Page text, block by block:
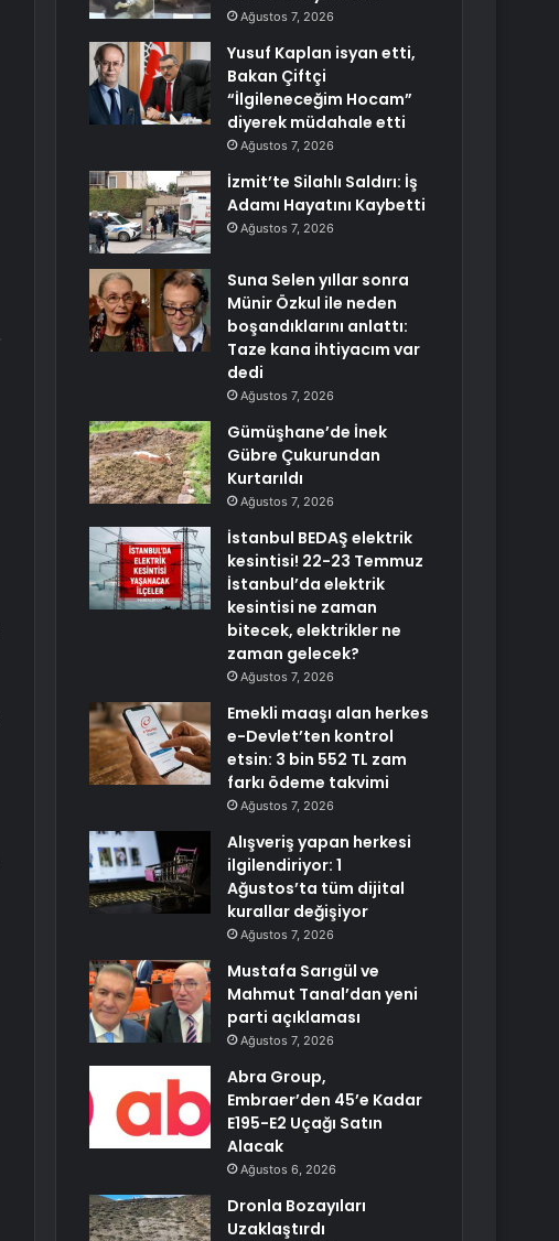
Ağustos 7, 2026
Yusuf Kaplan isyan etti,
Bakan Çiftçi
“İlgileneceğim Hocam”
diyerek müdahale etti
Ağustos 7, 2026
İzmit’te Silahlı Saldırı: İş
Adamı Hayatını Kaybetti
Ağustos 7, 2026
Suna Selen yıllar sonra
Münir Özkul ile neden
boşandıklarını anlattı:
Taze kana ihtiyacım var
dedi
Ağustos 7, 2026
Gümüşhane’de İnek
Gübre Çukurundan
Kurtarıldı
Ağustos 7, 2026
İstanbul BEDAŞ elektrik
kesintisi! 22-23 Temmuz
İstanbul’da elektrik
kesintisi ne zaman
bitecek, elektrikler ne
zaman gelecek?
Ağustos 7, 2026
Emekli maaşı alan herkes
e-Devlet’ten kontrol
etsin: 3 bin 552 TL zam
farkı ödeme takvimi
Ağustos 7, 2026
Alışveriş yapan herkesi
ilgilendiriyor: 1
Ağustos’ta tüm dijital
kurallar değişiyor
Ağustos 7, 2026
Mustafa Sarıgül ve
Mahmut Tanal’dan yeni
parti açıklaması
Ağustos 7, 2026
Abra Group,
Embraer’den 45’e Kadar
E195-E2 Uçağı Satın
Alacak
Ağustos 6, 2026
Dronla Bozayıları
Uzaklaştırdı